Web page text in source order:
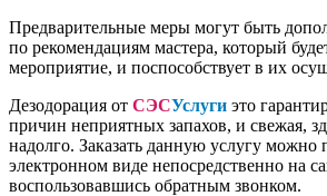
Предварительные меры могут быть
по рекомендациям мастера, который
мероприятие, и поспособствует в их
Дезодорация от СЭСУслуги это
причин неприятных запахов, и свежая,
надолго. Заказать данную услугу можно
электронном виде непосредственно на
воспользовавшись обратным звонком.